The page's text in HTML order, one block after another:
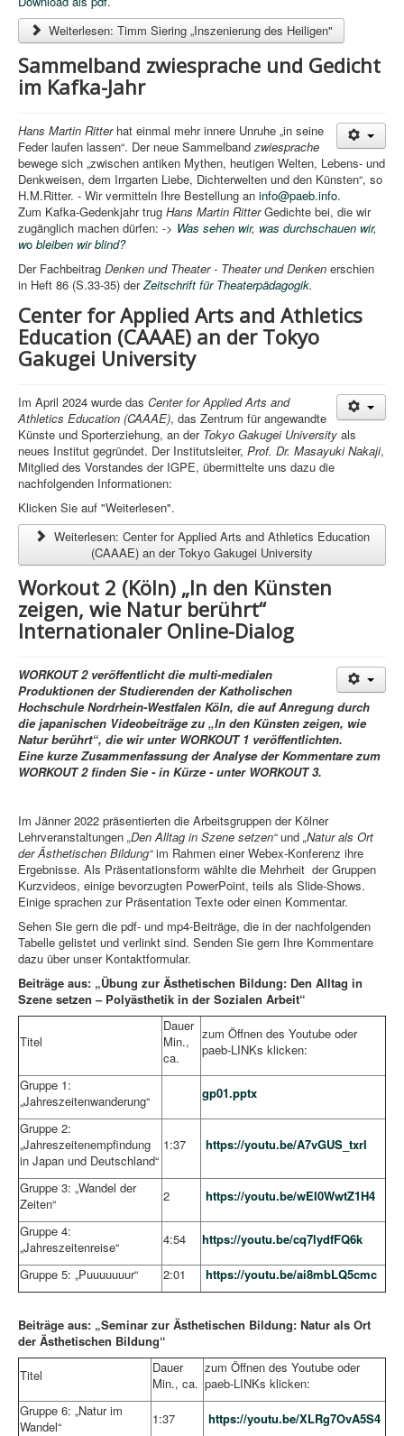
Weiterlesen: Timm Siering „Inszenierung des Heiligen"
Sammelband zwiesprache und Gedicht
im Kafka-Jahr
Hans Martin Ritterhat einmal mehr innere Unruhe „in seine
Feder laufen lassen“. Der neue Sammelband zwiesprache
bewege sich „zwischen antiken Mythen, heutigen Welten, Lebens- und
Denkweisen, dem Irrgarten Liebe, Dichterwelten und den Künsten“, so
H.M.Ritter. - Wir vermitteln Ihre Bestellung an info@paeb.info.
Zum Kafka-Gedenkjahr trug Hans Martin RitterGedichte bei, die wir
zugänglich machen dürfen: -> Was sehen wir, was durchschauen wir,
wo bleiben wir blind?
Der Fachbeitrag Denken und Theater - Theater und Denken erschien
in Heft 86 (S.33-35) der Zeitschrift für Theaterpädagogik.
Center for Applied Arts and Athletics
Education (CAAAE) an der Tokyo
Gakugei University
Im April 2024 wurde das Center for Applied Arts and
Athletics Education (CAAAE), das Zentrum für angewandte
Künste und Sporterziehung, an der Tokyo Gakugei University als
neues Institut gegründet. Der Institutsleiter, Prof. Dr. Masayuki Nakaji,
Mitglied des Vorstandes der IGPE, übermittelte uns dazu die
nachfolgenden Informationen:
Klicken Sie auf "Weiterlesen".
Weiterlesen: Center for Applied Arts and Athletics Education
(CAAAE) an der Tokyo Gakugei University
Workout 2 (Köln) „In den Künsten
zeigen, wie Natur berührt“
Internationaler Online-Dialog
WORKOUT 2 veröffentlicht die multi-medialen
Produktionen der Studierenden der Katholischen
Hochschule Nordrhein-Westfalen Köln, die auf Anregung durch
die japanischen Videobeiträge zu „In den Künsten zeigen, wie
Natur berührt“, die wir unter WORKOUT 1 veröffentlichten.
Eine kurze Zusammenfassung der Analyse der Kommentare zum
WORKOUT 2 finden Sie - in Kürze - unter WORKOUT 3.
Im Jänner 2022 präsentierten die Arbeitsgruppen der Kölner
Lehrveranstaltungen „Den Alltag in Szene setzen“und „Natur als Ort
der Ästhetischen Bildung“im Rahmen einer Webex-Konferenz ihre
Ergebnisse. Als Präsentationsform wählte die Mehrheit der Gruppen
Kurzvideos, einige bevorzugten PowerPoint, teils als Slide-Shows.
Einige sprachen zur Präsentation Texte oder einen Kommentar.
Sehen Sie gern die pdf- und mp4-Beiträge, die in der nachfolgenden
Tabelle gelistet und verlinkt sind. Senden Sie gern Ihre Kommentare
dazu über unser Kontaktformular.
Beiträge aus: „Übung zur Ästhetischen Bildung: Den Alltag in
Szene setzen – Polyästhetik in der Sozialen Arbeit“
Titel
Dauer
Min.,
ca.
zum Öffnen des Youtube oder
paeb-LINKs klicken:
Gruppe 1:
„Jahreszeitenwanderung“
gp01.pptx
Gruppe 2:
„Jahreszeitenempfindung
in Japan und Deutschland“
1:37 https://youtu.be/A7vGUS_txrI
Gruppe 3: „Wandel der
Zeiten“
2 https://youtu.be/wEI0WwtZ1H4
Gruppe 4:
„Jahreszeitenreise“
4:54 https://youtu.be/cq7lydfFQ6k
Gruppe 5: „Puuuuuuur“ 2:01 https://youtu.be/ai8mbLQ5cmc
Beiträge aus: „Seminar zur Ästhetischen Bildung: Natur als Ort
der Ästhetischen Bildung“
Titel
Dauer
Min., ca.
zum Öffnen des Youtube oder
paeb-LINKs klicken:
Gruppe 6: „Natur im
Wandel“
1:37 https://youtu.be/XLRg7OvA5S4